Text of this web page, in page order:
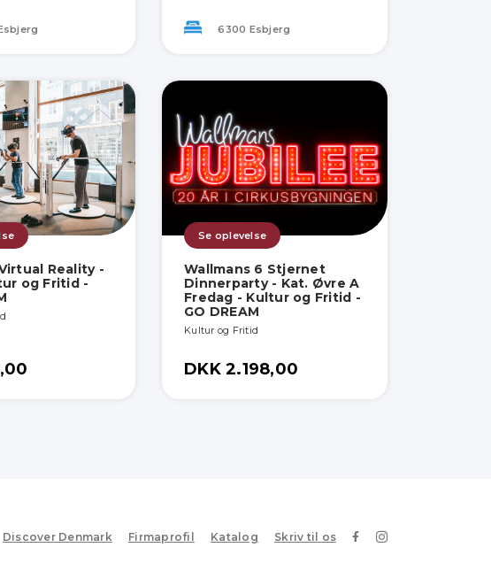
6300 Esbjerg
Reality -
og Fritid -
Se oplevelse
Wallmans 6 Stjernet
Dinnerparty - Kat. Øvre A
Fredag - Kultur og Fritid -
GO DREAM
Kultur og Fritid
DKK 2.198,00
Discover Denmark Firmaprofil Katalog Skriv til os